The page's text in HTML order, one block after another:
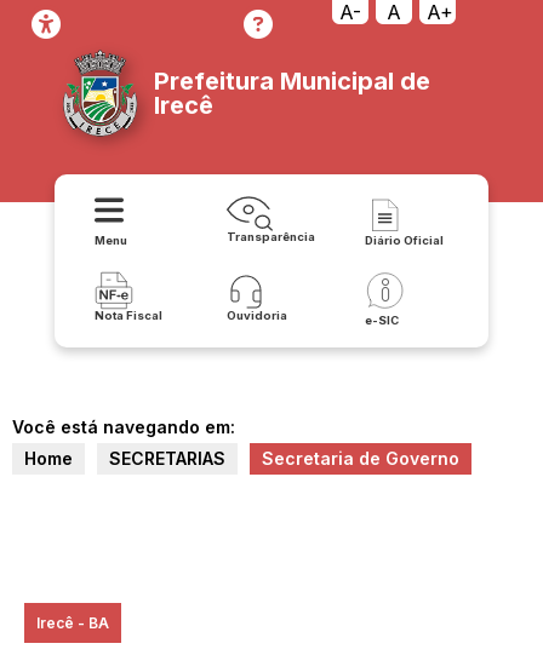
A- A A+
Prefeitura Municipal de
Irecê
Menu Transparência Diário Oficial
Nota Fiscal Ouvidoria e-SIC
Você está navegando em:
Home
SECRETARIAS Secretaria de Governo
Irecê - BA